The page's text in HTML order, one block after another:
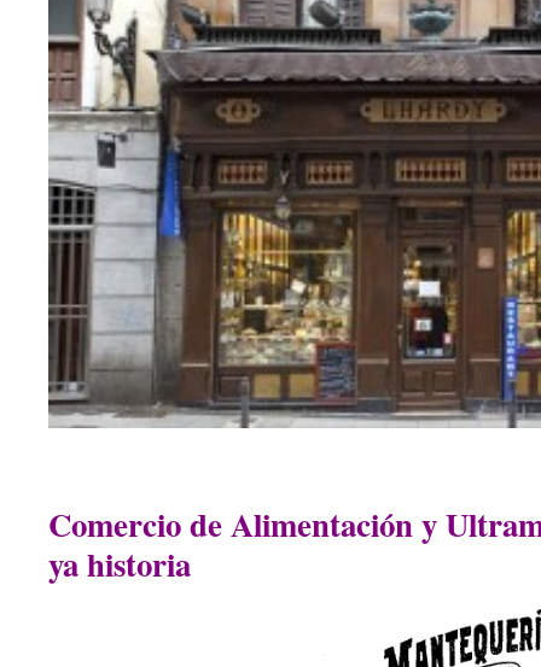
Comercio de Alimentación y
ya historia